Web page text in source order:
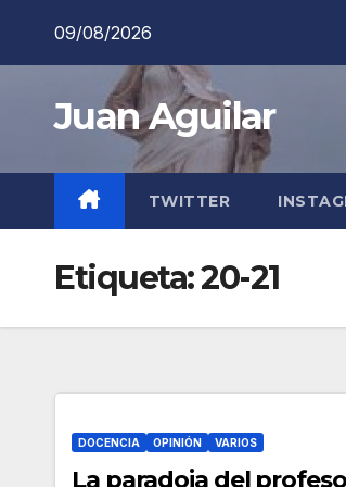
09/08/2026
Juan Aguilar
TWITTER
Etiqueta:20-21
DOCENCIA OPINIÓN VARIOS
La paradoja del